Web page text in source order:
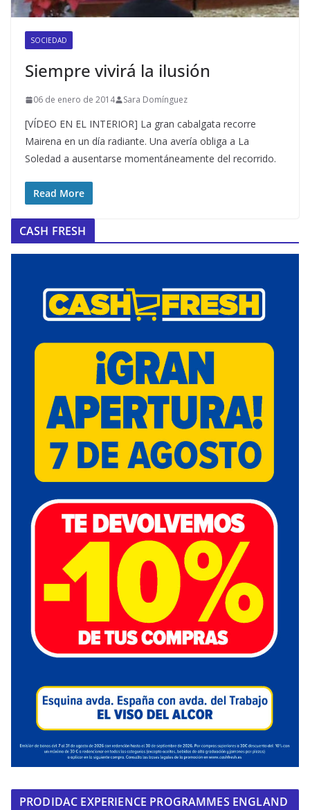
SOCIEDAD
Siempre vivirá la ilusión
06 de enero de 2014 Sara Domínguez
[VÍDEO EN EL INTERIOR] La gran cabalgata recorre
Mairena en un día radiante. Una avería obliga a La
Soledad a ausentarse momentáneamente del recorrido.
Read More
CASH FRESH
PRODIDAC EXPERIENCE PROGRAMMES ENGLAND